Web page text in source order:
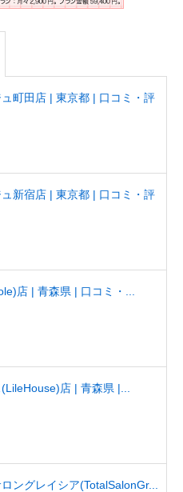
町田店 | 東京都 | 口コミ・評
新宿店 | 東京都 | 口コミ・評
店 | 青森県 | 口コミ・...
店 | 青森県 |...
ングレイシア(TotalSalonGr...